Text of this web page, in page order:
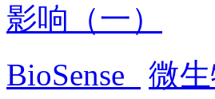
影响（一）
BioSense
微